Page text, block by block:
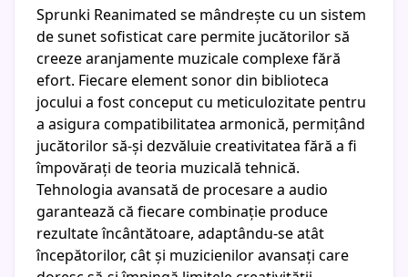
Sprunki Reanimated se mândrește cu un sistem
de sunet sofisticat care permite jucătorilor să
creeze aranjamente muzicale complexe fără
efort. Fiecare element sonor din biblioteca
jocului a fost conceput cu meticulozitate pentru
a asigura compatibilitatea armonică, permițând
jucătorilor să-și dezvăluie creativitatea fără a fi
împovărați de teoria muzicală tehnică.
Tehnologia avansată de procesare a audio
garantează că fiecare combinație produce
rezultate încântătoare, adaptându-se atât
începătorilor, cât și muzicienilor avansați care